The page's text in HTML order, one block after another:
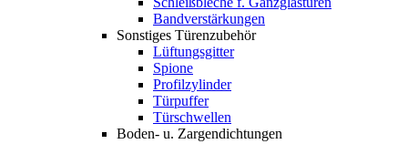
Bandverstärkungen
Sonstiges Türenzubehör
Lüftungsgitter
Spione
Profilzylinder
Türpuffer
Türschwellen
Boden- u. Zargendichtungen